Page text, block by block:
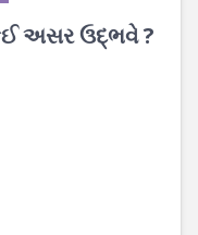
અસર ઉદ્ભવે ?